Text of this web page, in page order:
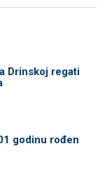
Drinskoj regati
godinu rođen